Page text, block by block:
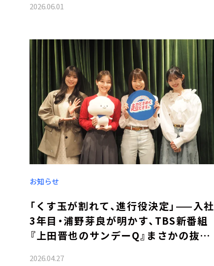
2026.06.01
お知らせ
「くす玉が割れて、進行役決定」——入社
3年目・浦野芽良が明かす、TBS新番組
『上田晋也のサンデーQ』まさかの抜擢
2026.04.27